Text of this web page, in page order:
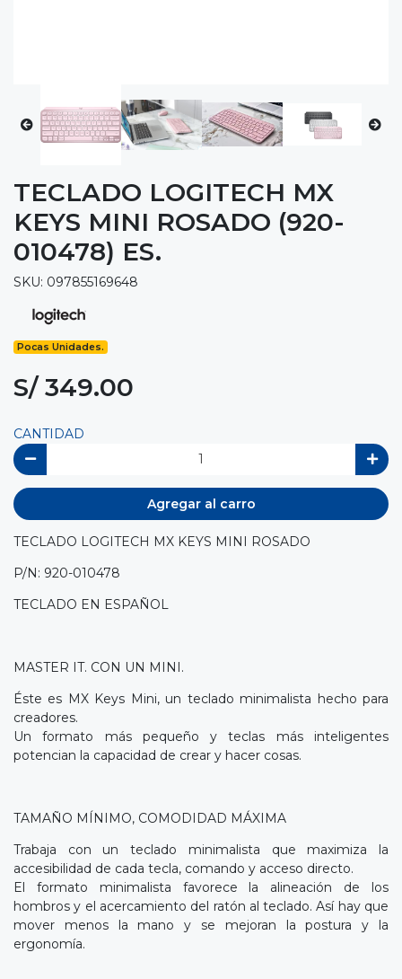
TECLADO LOGITECH MX
KEYS MINI ROSADO (920-
010478) ES.
SKU: 097855169648
Pocas Unidades.
S/ 349.00
CANTIDAD
Agregar al carro
TECLADO LOGITECH MX KEYS MINI ROSADO
P/N: 920-010478
TECLADO EN ESPAÑOL
MASTER IT. CON UN MINI.
Éste es MX Keys Mini, un teclado minimalista hecho para
creadores.
Un formato más pequeño y teclas más inteligentes
potencian la capacidad de crear y hacer cosas.
TAMAÑO MÍNIMO, COMODIDAD MÁXIMA
Trabaja con un teclado minimalista que maximiza la
accesibilidad de cada tecla, comando y acceso directo.
El formato minimalista favorece la alineación de los
hombros y el acercamiento del ratón al teclado. Así hay que
mover menos la mano y se mejoran la postura y la
ergonomía.